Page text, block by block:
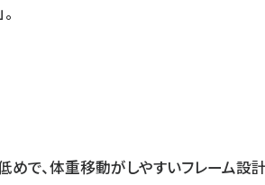
めで、体重移動がしやすいフレーム設